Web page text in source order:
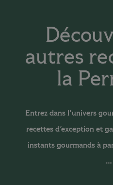
autres
la
Entrez dans l'univers
recettes d'exception et
instants gourmands à
…